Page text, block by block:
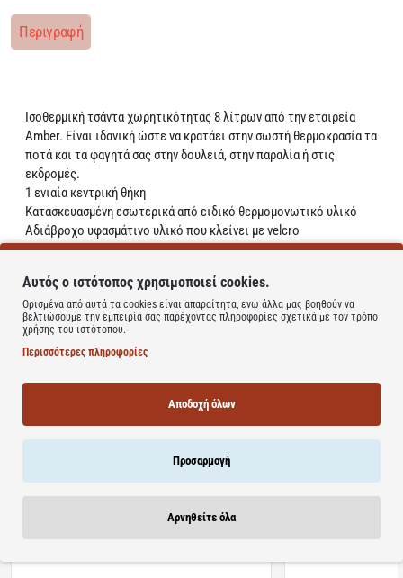
Περιγραφή
Ισοθερμική τσάντα χωρητικότητας 8 λίτρων από την εταιρεία
Amber. Είναι ιδανική ώστε να κρατάει στην σωστή θερμοκρασία τα
ποτά και τα φαγητά σας στην δουλειά, στην παραλία ή στις
εκδρομές.
1 ενιαία κεντρική θήκη
Κατασκευασμένη εσωτερικά από ειδικό θερμομονωτικό υλικό
Aδιάβροχο υφασμάτινο υλικό που κλείνει με velcro
Χωρητικότητα: 8 Lt
Υλικό: Oxford
Learn more
Σχετικά Προϊόντα Bestsellers Είδατε Πρόσφατα
Algoral Protect | Συμπλήρωμα Διατροφής για την
Lanes | NightAde
Αυτός ο ιστότοπος χρησιμοποιεί cookies.
Ορισμένα από αυτά τα cookies είναι απαραίτητα, ενώ άλλα μας βοηθούν να
βελτιώσουμε την εμπειρία σας παρέχοντας πληροφορίες σχετικά με τον τρόπο
χρήσης του ιστότοπου.
Περισσότερες πληροφορίες
Αποδοχή όλων
Προσαρμογή
Αρνηθείτε όλα